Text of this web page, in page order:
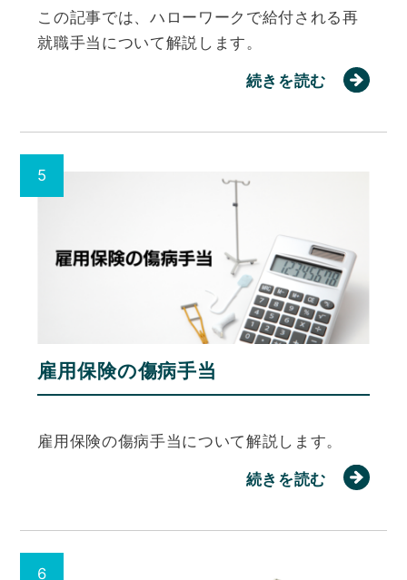
この記事では、ハローワークで給付される再
就職手当について解説します。
続きを読む
雇用保険の傷病手当
雇用保険の傷病手当について解説します。
続きを読む